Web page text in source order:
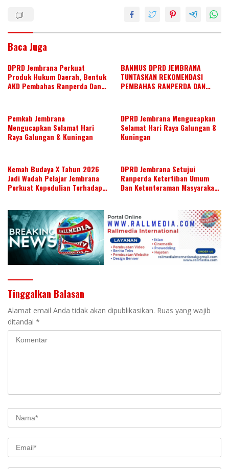
Baca Juga
DPRD Jembrana Perkuat
Produk Hukum Daerah, Bentuk
AKD Pembahas Ranperda Dan
BANMUS DPRD JEMBRANA
TUNTASKAN REKOMENDASI
PEMBAHAS RANPERDA DAN
Pemkab Jembrana
Mengucapkan Selamat Hari
Raya Galungan & Kuningan
DPRD Jembrana Mengucapkan
Selamat Hari Raya Galungan &
Kuningan
Kemah Budaya X Tahun 2026
Jadi Wadah Pelajar Jembrana
Perkuat Kepedulian Terhadap
DPRD Jembrana Setujui
Ranperda Ketertiban Umum
Dan Ketenteraman Masyarakat
Tinggalkan Balasan
Alamat email Anda tidak akan dipublikasikan. Ruas yang wajib
ditandai *